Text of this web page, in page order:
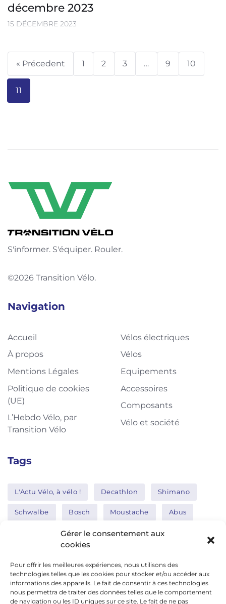
Gérer le consentement aux
cookies
Pour offrir les meilleures expériences, nous utilisons des
technologies telles que les cookies pour stocker et/ou accéder aux
informations des appareils. Le fait de consentir à ces technologies
nous permettra de traiter des données telles que le comportement
de navigation ou les ID uniques sur ce site. Le fait de ne pas
décembre 2023
15 DÉCEMBRE 2023
« Précedent 1 2 3 … 9 10
11
S'informer. S'équiper. Rouler.
©2026 Transition Vélo.
Navigation
Accueil
À propos
Mentions Légales
Politique de cookies
(UE)
L’Hebdo Vélo, par
Transition Vélo
Vélos électriques
Vélos
Equipements
Accessoires
Composants
Vélo et société
Tags
L'Actu Vélo, à vélo ! Decathlon Shimano
Schwalbe Bosch Moustache Abus
Thule Nakamura
Réseaux sociaux